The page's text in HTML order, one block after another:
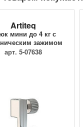
Artiteq
мини до 4 кг с
зажимом
9.4205
арт. 5-07638